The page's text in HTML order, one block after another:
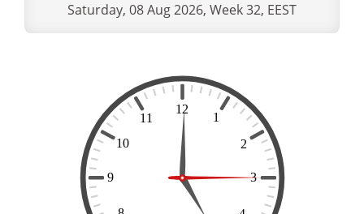
Saturday, 08 Aug 2026, Week 32, EEST